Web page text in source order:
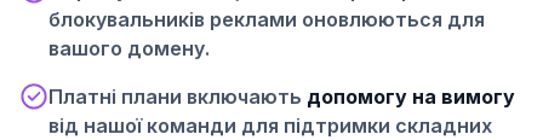
блокувальників реклами оновлюються для
вашого домену.
Платні плани включають допомогу на вимогу
від нашої команди для підтримки складних